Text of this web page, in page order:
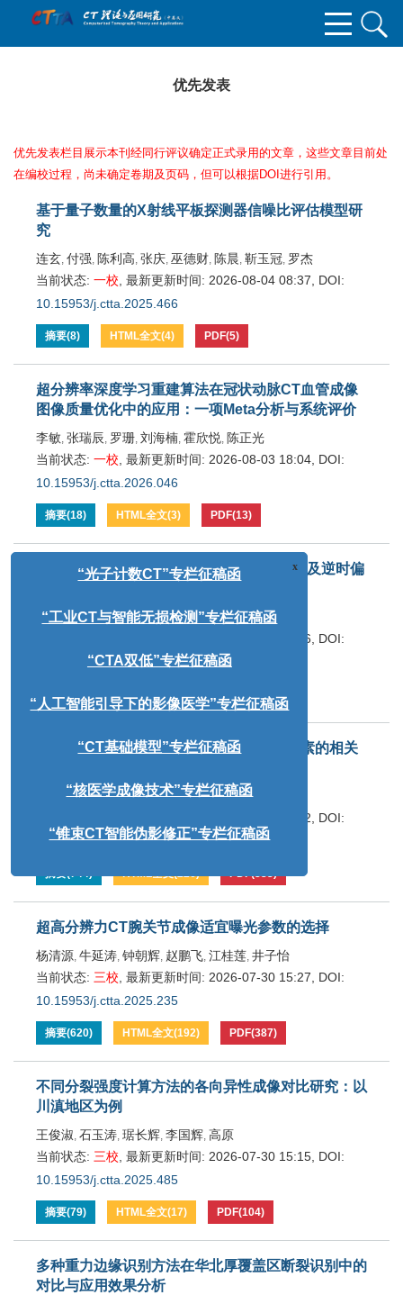
优先发表
优先发表栏目展示本刊经同行评议确定正式录用的文章，这些文章目前处
在编校过程，尚未确定卷期及页码，但可以根据DOI进行引用。
基于量子数量的X射线平板探测器信噪比评估模型研
究
连玄, 付强, 陈利高, 张庆, 巫德财, 陈晨, 靳玉冠, 罗杰
当前状态: 一校 最新更新时间: 2026-08-04 08:37
DOI:
10.15953/j.ctta.2025.466
摘要(8) HTML全文(4) PDF(5)
超分辨率深度学习重建算法在冠状动脉CT血管成像
图像质量优化中的应用：一项Meta分析与系统评价
李敏, 张瑞辰, 罗珊, 刘海楠, 霍欣悦, 陈正光
当前状态: 一校 最新更新时间: 2026-08-03 18:04 DOI:
10.15953/j.ctta.2026.046
摘要(18) HTML全文(3) PDF(13)
基于光流法的TTI介质纯qP波方程正演模拟及逆时偏
徐雷良,王海峰,刘斌,黄建平, 何佳澳,李梦洁
2026-08-03 17:16
DOI:
10.15953/j.ctta.2026.092
摘要 ( ) HTML全文 (2 PDF (6)
某医院儿童胸部CT辐射剂量评估及影响因素的相关
,王静石,张兴晖,白金剑,沈晶,于泓
2026-07-31 11:12
DOI:
10.15953/j.ctta.2025.145
摘要(744) HTML全文(226) PDF(333)
超高分辨力CT腕关节成像适宜曝光参数的选择
杨清源, 牛延涛, 钟朝辉, 赵鹏飞, 江桂莲, 井子怡
当前状态: 三校 最新更新时间: 2026-07-30 15:27
DOI:
10.15953/j.ctta.2025.235
摘要(620) HTML全文(192) PDF(387)
不同分裂强度计算方法的各向异性成像对比研究：以
川滇地区为例
王俊淑, 石玉涛, 琚长辉, 李国辉, 高原
当前状态: 三校 最新更新时间: 2026-07-30 15:15 DOI:
10.15953/j.ctta.2025.485
摘要(79) HTML全文(17) PDF(104)
多种重力边缘识别方法在华北厚覆盖区断裂识别中的
对比与应用效果分析
“锥束CT智能伪影修正”专栏征稿函